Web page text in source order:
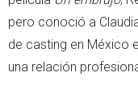
pero conoció a
de casting en México
una relación